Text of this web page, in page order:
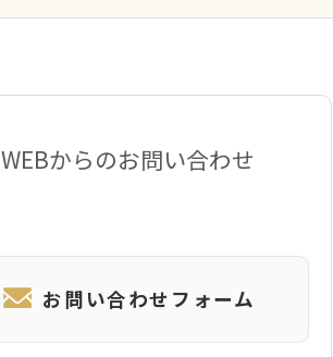
WEBからのお問い合わせ
お問い合わせフォーム